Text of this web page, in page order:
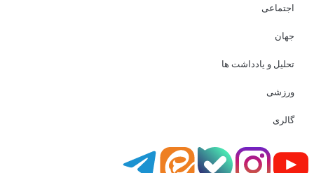
اجتماعی
جهان
تحلیل و یادداشت ها
ورزشی
گالری